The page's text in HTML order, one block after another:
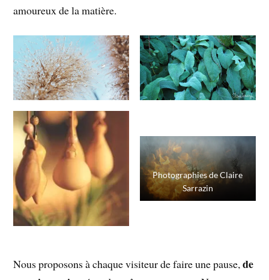
amoureux de la matière.
Photographies de Claire
Sarrazin
Nous proposons à chaque visiteur de faire une pause,de